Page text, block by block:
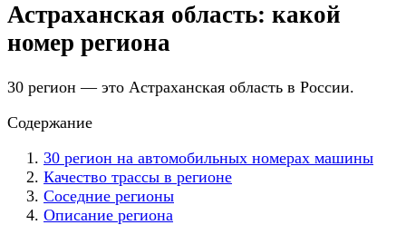
Астраханская область: какой
номер региона
30 регион — это Астраханская область в России.
Содержание
30 регион на автомобильных номерах машины
Качество трассы в регионе
Соседние регионы
Описание региона